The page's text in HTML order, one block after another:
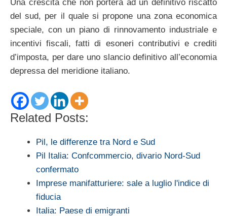
Una crescita che non porterà ad un definitivo riscatto
del sud, per il quale si propone una zona economica
speciale, con un piano di rinnovamento industriale e
incentivi fiscali, fatti di esoneri contributivi e crediti
d’imposta, per dare uno slancio definitivo all’economia
depressa del meridione italiano.
Related Posts:
Pil, le differenze tra Nord e Sud
Pil Italia: Confcommercio, divario Nord-Sud
confermato
Imprese manifatturiere: sale a luglio l'indice di
fiducia
Italia: Paese di emigranti